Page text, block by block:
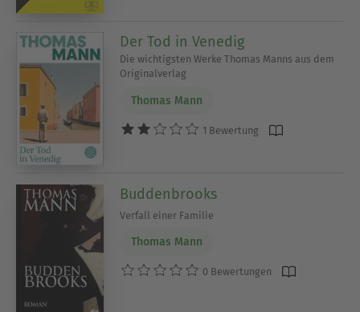
Der Tod in Venedig
Die wichtigsten Werke Thomas Manns aus dem
Originalverlag
Thomas Mann
1 Bewertung
Buddenbrooks
Verfall einer Familie
Thomas Mann
0 Bewertungen